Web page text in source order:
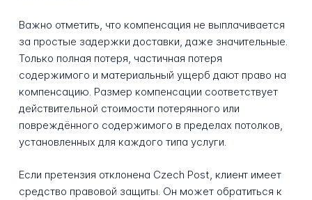
Важно отметить, что компенсация не выплачивается
за простые задержки доставки, даже значительные.
Только полная потеря, частичная потеря
содержимого и материальный ущерб дают право на
компенсацию. Размер компенсации соответствует
действительной стоимости потерянного или
повреждённого содержимого в пределах потолков,
установленных для каждого типа услуги.
Если претензия отклонена Czech Post, клиент имеет
средство правовой защиты. Он может обратиться к